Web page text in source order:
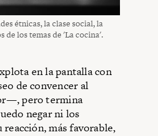
étnicas, la clase social, la
de los temas de 'La cocina'.
en la pantalla con
de convencer al
pero termina
negar ni los
más favorable,